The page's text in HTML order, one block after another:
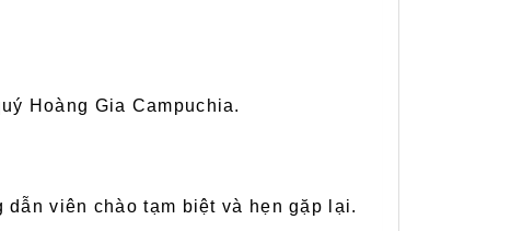
Hoàng Gia Campuchia.
dẫn viên chào tạm biệt và hẹn gặp lại.